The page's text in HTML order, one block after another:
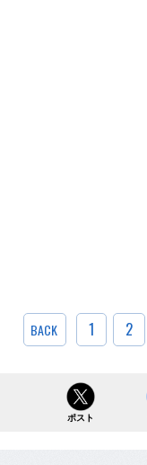
BACK 1 2
ポスト